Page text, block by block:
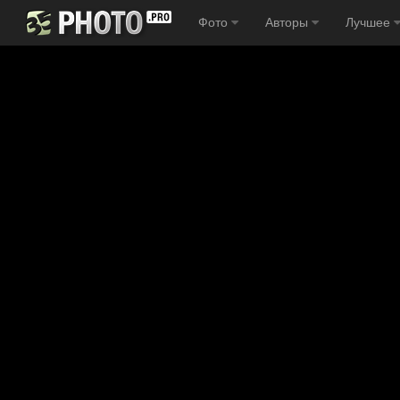
Фото Авторы Лучшее